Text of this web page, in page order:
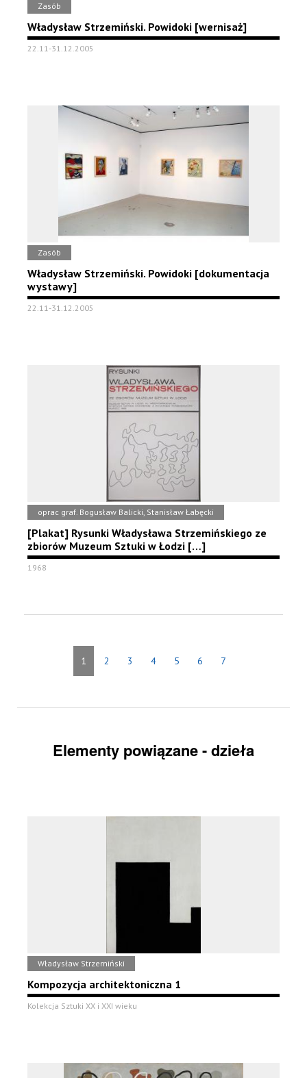
Zasób
Władysław Strzemiński. Powidoki [wernisaż]
22.11-31.12.2005
Zasób
Władysław Strzemiński. Powidoki [dokumentacja
wystawy]
22.11-31.12.2005
oprac graf. Bogusław Balicki, Stanisław Łabęcki
[Plakat] Rysunki Władysława Strzemińskiego ze
zbiorów Muzeum Sztuki w Łodzi […]
1968
1 2 3 4 5 6 7
Elementy powiązane - dzieła
Władysław Strzemiński
Kompozycja architektoniczna 1
Kolekcja Sztuki XX i XXI wieku